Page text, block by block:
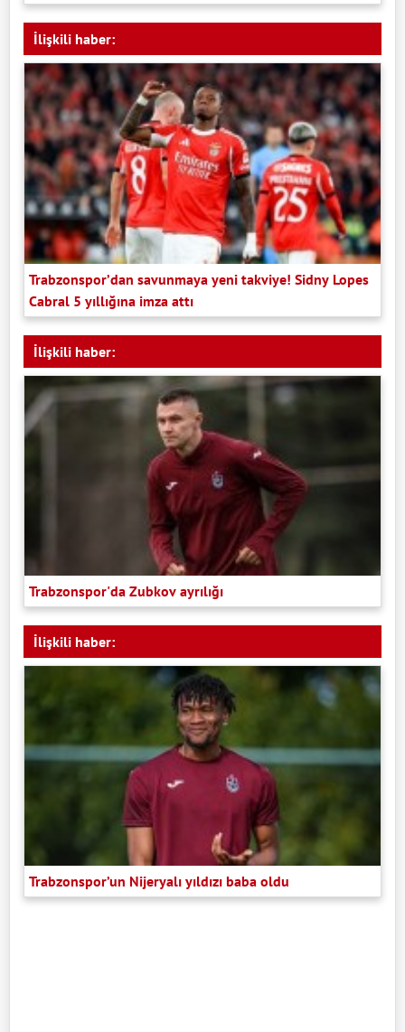
İlişkili haber:
Trabzonspor’dan savunmaya yeni takviye! Sidny Lopes
Cabral 5 yıllığına imza attı
İlişkili haber:
Trabzonspor'da Zubkov ayrılığı
İlişkili haber:
Trabzonspor’un Nijeryalı yıldızı baba oldu